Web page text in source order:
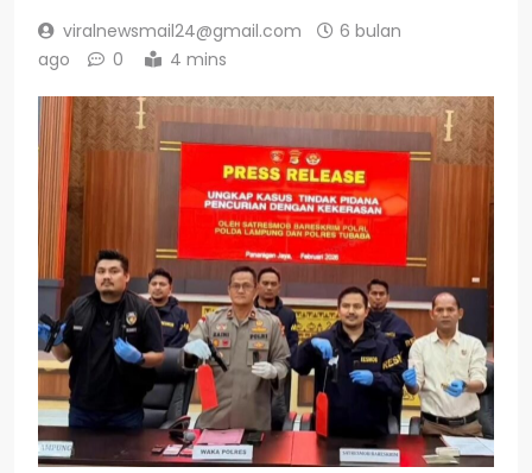
viralnewsmail24@gmail.com
6 bulan
ago
0 4 mins